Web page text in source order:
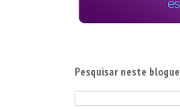
Pesquisar neste blogue